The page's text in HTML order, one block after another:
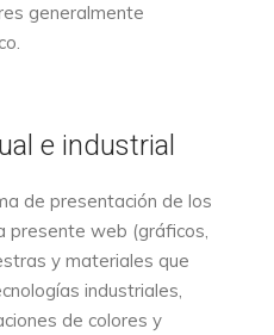
generalmente
e industrial
de presentación de los
presente web (gráficos,
y materiales que
industriales,
de colores y